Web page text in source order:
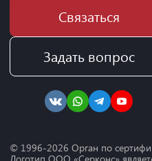
Связаться
Задать вопрос
© 1996-2026 Орган по